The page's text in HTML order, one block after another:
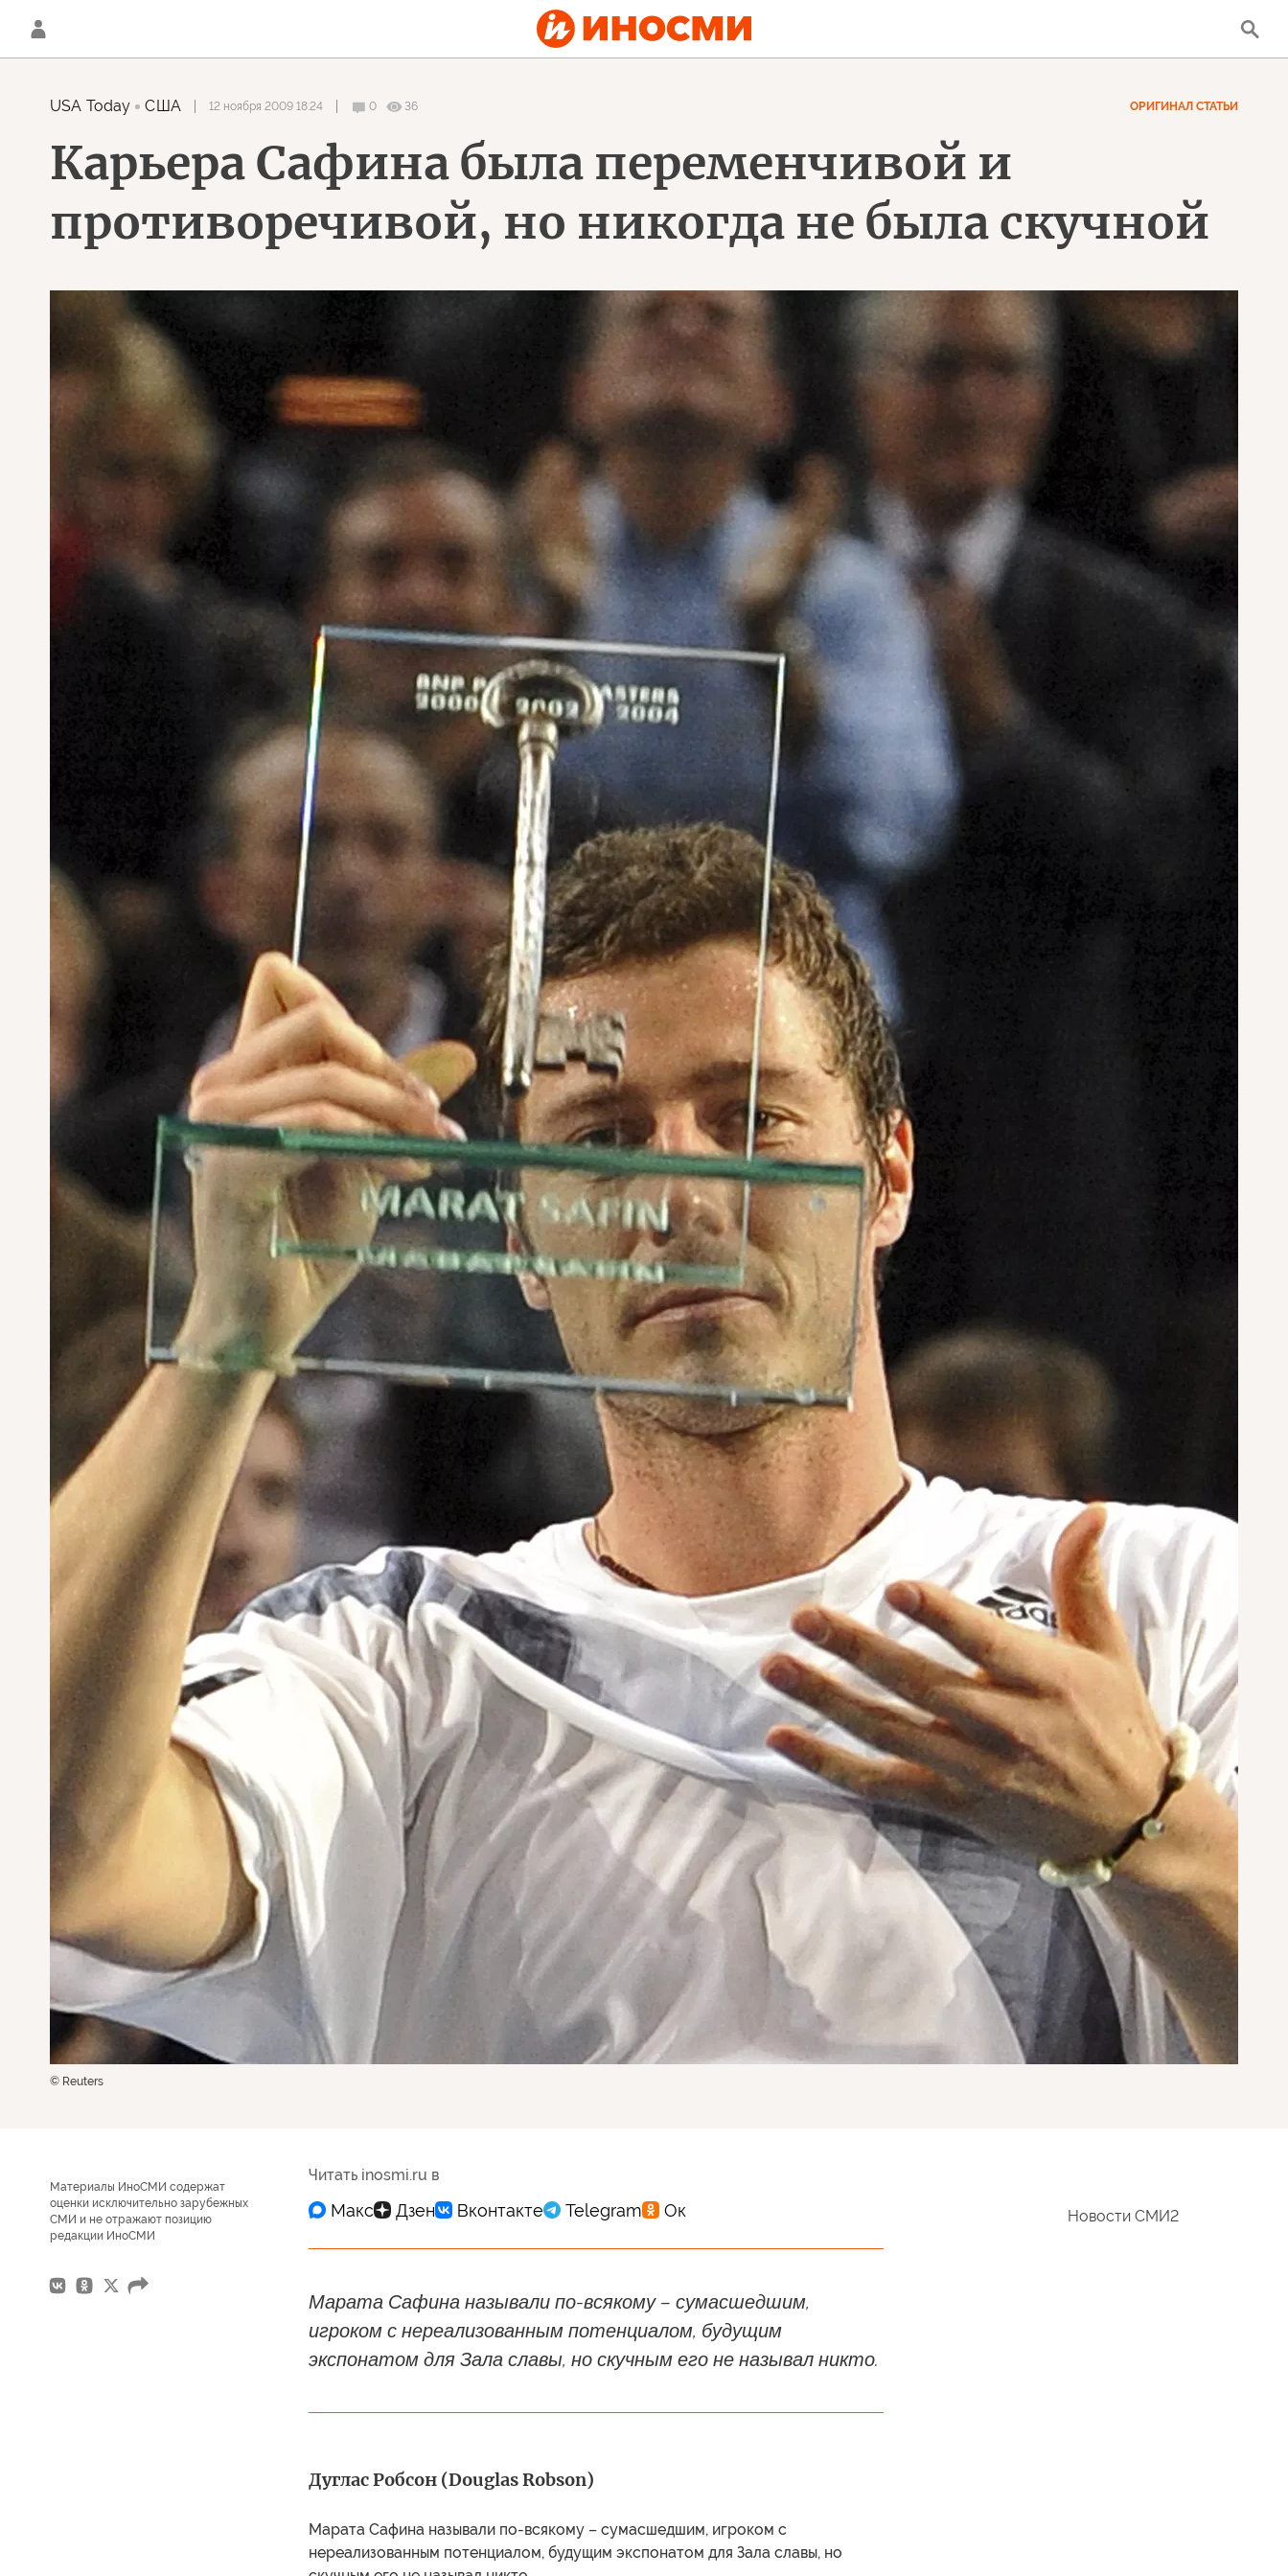
USA Today США 12 ноября 2009 18:24 0 36 ОРИГИНАЛ СТАТЬИ
Карьера Сафина была переменчивой и
противоречивой, но никогда не была скучной
© Reuters
Материалы ИноСМИ содержат
оценки исключительно зарубежных
СМИ и не отражают позицию
редакции ИноСМИ
Читать inosmi.ru в
Марата Сафина называли по-всякому – сумасшедшим,
игроком с нереализованным потенциалом, будущим
экспонатом для Зала славы, но скучным его не называл никто.
Дуглас Робсон (Douglas Robson)
Марата Сафина называли по-всякому – сумасшедшим, игроком с
нереализованным потенциалом, будущим экспонатом для Зала славы, но
Новости СМИ2